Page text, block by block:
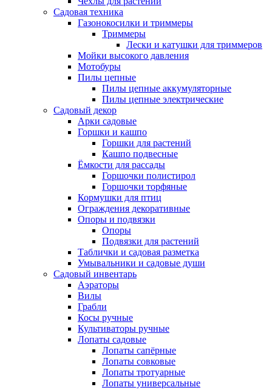
Садовая техника
Газонокосилки и триммеры
Триммеры
Лески и катушки для триммеров
Мойки высокого давления
Мотобуры
Пилы цепные
Пилы цепные аккумуляторные
Пилы цепные электрические
Садовый декор
Арки садовые
Горшки и кашпо
Горшки для растений
Кашпо подвесные
Ёмкости для рассады
Горшочки полистирол
Горшочки торфяные
Кормушки для птиц
Ограждения декоративные
Опоры и подвязки
Опоры
Подвязки для растений
Таблички и садовая разметка
Умывальники и садовые души
Садовый инвентарь
Аэраторы
Вилы
Грабли
Косы ручные
Культиваторы ручные
Лопаты садовые
Лопаты сапёрные
Лопаты совковые
Лопаты тротуарные
Лопаты универсальные